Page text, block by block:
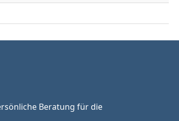
Beratung für die